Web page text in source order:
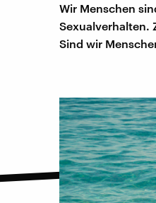
Wir Menschen
Sexualverhalten.
Sind wir